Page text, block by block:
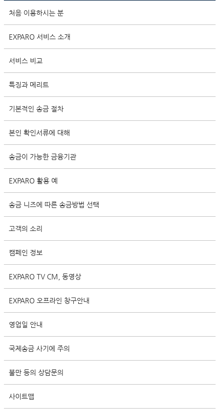
처음 이용하시는 분
EXPARO 서비스 소개
서비스 비교
특징과 메리트
기본적인 송금 절차
본인 확인서류에 대해
송금이 가능한 금융기관
EXPARO 활용 예
송금 니즈에 따른 송금방법 선택
고객의 소리
캠페인 정보
EXPARO TV CM, 동영상
EXPARO 오프라인 창구안내
영업일 안내
국제송금 사기에 주의
불만 등의 상담문의
사이트맵